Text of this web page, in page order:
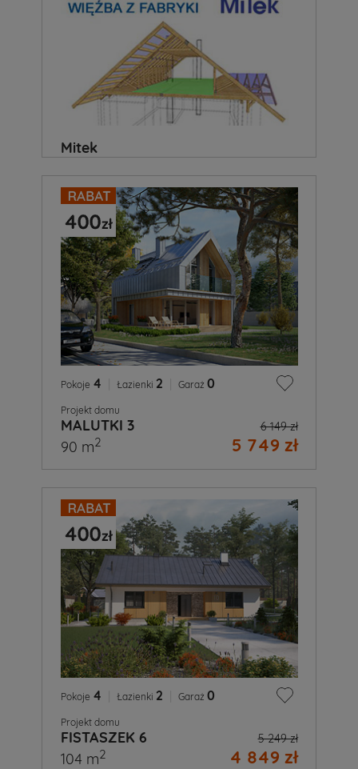
Mitek
Pokoje 4 Łazienki 2 Garaż 0
Projekt domu
MALUTKI 3 6 149 zł
5 749 zł
90 m2
Pokoje 4 Łazienki 2 Garaż 0
Projekt domu
FISTASZEK 6 5 249 zł
4 849 zł
104 m2